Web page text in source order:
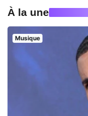
À la une
Musique